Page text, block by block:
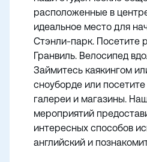
расположенные в
идеальное место для
Стэнли-парк. Посетите
Гранвиль. Велосипед
Займитесь каякингом
сноуборде или
галереи и магазины.
мероприятий
интересных способов
английский и